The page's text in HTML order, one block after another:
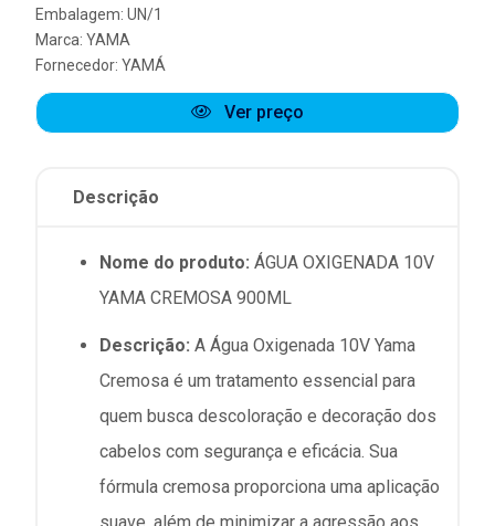
Embalagem: UN/1
Marca: YAMA
Fornecedor: YAMÁ
Ver preço
Descrição
Nome do produto: ÁGUA OXIGENADA 10V
YAMA CREMOSA 900ML
Descrição: A Água Oxigenada 10V Yama
Cremosa é um tratamento essencial para
quem busca descoloração e decoração dos
cabelos com segurança e eficácia. Sua
fórmula cremosa proporciona uma aplicação